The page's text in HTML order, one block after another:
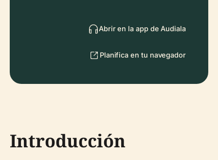
Abrir en la app de Audiala
Planifica en tu navegador
Introducción